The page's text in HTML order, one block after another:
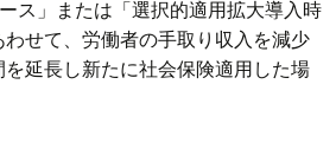
ス」または「選択的適用拡大導入時
せて、労働者の手取り収入を減少
延長し新たに社会保険適用した場